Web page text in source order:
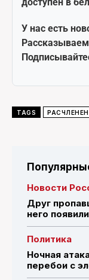
У нас есть
TAGS
Новости
Друг
него
Политика
Ночная
перебои с